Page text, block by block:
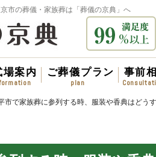
市の葬儀・家族葬は「葬儀の京典」へ
場案内 ご葬儀プラン 事前
市で家族葬に参列する時、服装や香典はどう